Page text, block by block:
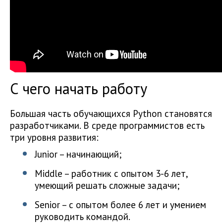
С чего начать работу
Большая часть обучающихся Python становятся
разработчиками. В среде программистов есть
три уровня развития:
Junior – начинающий;
Middle – работник с опытом 3-6 лет,
умеющий решать сложные задачи;
Senior – с опытом более 6 лет и умением
руководить командой.